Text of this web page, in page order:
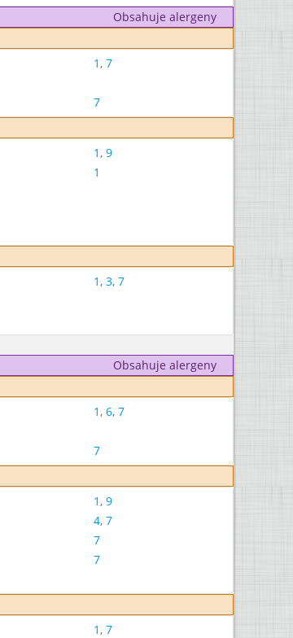
Obsahuje alergeny
1, 7
7
1, 9
1
1, 3, 7
Obsahuje alergeny
1, 6, 7
7
1, 9
4, 7
7
7
1, 7